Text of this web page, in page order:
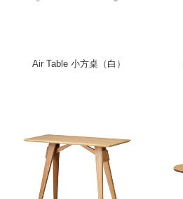
Air Table 小方桌（白）